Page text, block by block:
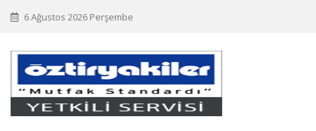
6 Ağustos 2026 Perşembe